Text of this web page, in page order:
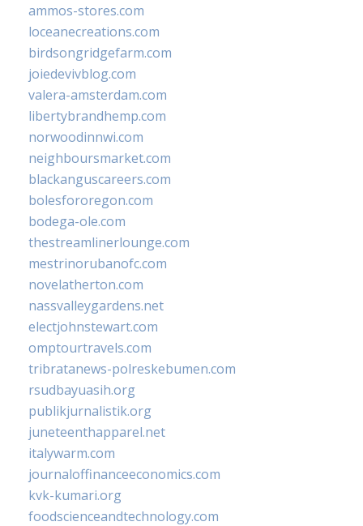
ammos-stores.com
loceanecreations.com
birdsongridgefarm.com
joiedevivblog.com
valera-amsterdam.com
libertybrandhemp.com
norwoodinnwi.com
neighboursmarket.com
blackanguscareers.com
bolesfororegon.com
bodega-ole.com
thestreamlinerlounge.com
mestrinorubanofc.com
novelatherton.com
nassvalleygardens.net
electjohnstewart.com
omptourtravels.com
tribratanews-polreskebumen.com
rsudbayuasih.org
publikjurnalistik.org
juneteenthapparel.net
italywarm.com
journaloffinanceeconomics.com
kvk-kumari.org
foodscienceandtechnology.com